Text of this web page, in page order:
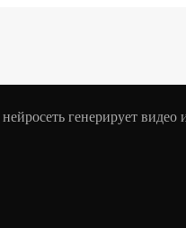
генерирует видео